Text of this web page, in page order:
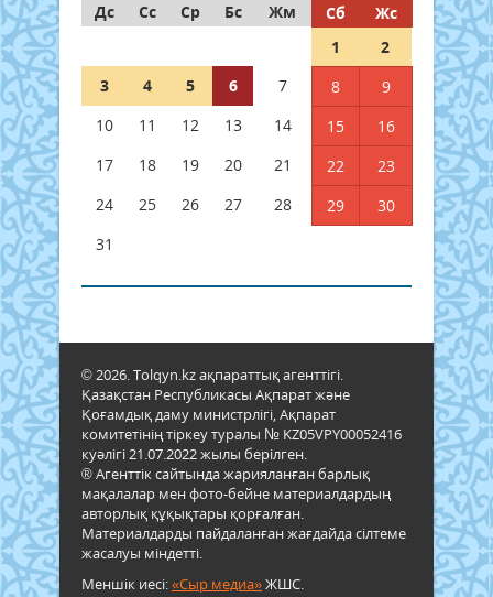
Дс
Сс Ср Бс Жм Сб
Жс
1
2
3
4 5 6 7 8
9
10
11 12 13 14 15
16
17
18 19 20 21 22
23
24
25 26 27 28 29
30
31
© 2026. Tolqyn.kz ақпараттық агенттігі.
Қазақстан Республикасы Ақпарат және
Қоғамдық даму министрлігі, Ақпарат
комитетінің тіркеу туралы № KZ05VPY00052416
куәлігі 21.07.2022 жылы берілген.
® Агенттік сайтында жарияланған барлық
мақалалар мен фото-бейне материалдардың
авторлық құқықтары қорғалған.
Материалдарды пайдаланған жағдайда сілтеме
жасалуы міндетті.
Меншік иесі:«Сыр медиа»ЖШС.